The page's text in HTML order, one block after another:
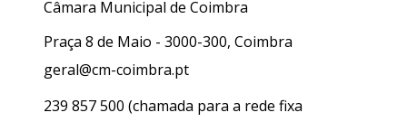
Câmara Municipal de Coimbra
Praça 8 de Maio - 3000-300, Coimbra
geral@cm-coimbra.pt
239 857 500 (chamada para a rede fixa